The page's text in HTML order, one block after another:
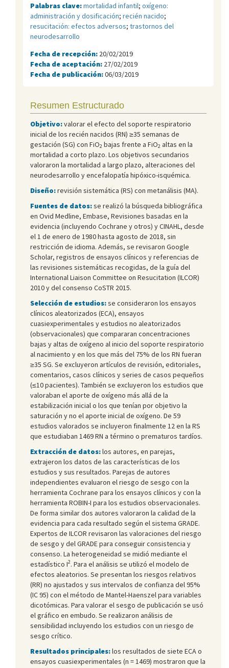
Palabras clave:mortalidad infantil; oxígeno:
administración y dosificación; recién nacido;
resucitación: efectos adversos; trastornos del
neurodesarrollo
Fecha de recepción: 20/02/2019
Fecha de aceptación: 27/02/2019
Fecha de publicación:06/03/2019
Resumen Estructurado
Objetivo:valorar el efecto del soporte respiratorio
inicial de los recién nacidos (RN) ≥35 semanas de
gestación (SG) con FiO2 bajas frente a FiO2 altas en la
mortalidad a corto plazo. Los objetivos secundarios
valoraron la mortalidad a largo plazo, alteraciones del
neurodesarrollo y encefalopatía hipóxico-isquémica.
Diseño:revisión sistemática (RS) con metanálisis (MA).
Fuentes de datos:se realizó la búsqueda bibliográfica
en Ovid Medline, Embase, Revisiones basadas en la
evidencia (incluyendo Cochrane y otros) y CINAHL, desde
el 1 de enero de 1980 hasta agosto de 2018, sin
restricción de idioma. Además, se revisaron Google
Scholar, registros de ensayos clínicos y referencias de
las revisiones sistemáticas recogidas, de la guía del
International Liaison Committee on Resucitation (ILCOR)
2010 y del consenso CoSTR 2015.
Selección de estudios:se consideraron los ensayos
clínicos aleatorizados (ECA), ensayos
cuasiexperimentales y estudios no aleatorizados
(observacionales) que compararan concentraciones
bajas y altas de oxígeno al inicio del soporte respiratorio
al nacimiento y en los que más del 75% de los RN fueran
≥35 SG. Se excluyeron artículos de revisión, editoriales,
comentarios, casos clínicos y series de casos pequeños
(≤10 pacientes). También se excluyeron los estudios que
valoraban el aporte de oxígeno más allá de la
estabilización inicial o los que tenían por objetivo la
saturación y no el aporte inicial de oxígeno. De 59
estudios valorados se incluyeron finalmente 12 en la RS
que estudiaban 1469 RN a término o prematuros tardíos.
Extracción de datos:los autores, en parejas,
extrajeron los datos de las características de los
estudios y sus resultados. Parejas de autores
independientes evaluaron el riesgo de sesgo con la
herramienta Cochrane para los ensayos clínicos y con la
herramienta ROBIN-I para los estudios observacionales.
De forma similar dos autores valoraron la calidad de la
evidencia para cada resultado según el sistema GRADE.
Expertos de ILCOR revisaron las valoraciones del riesgo
de sesgo y del GRADE para conseguir consistencia y
consenso. La heterogeneidad se midió mediante el
estadístico I2. Para el análisis se utilizó el modelo de
efectos aleatorios. Se presentan los riesgos relativos
(RR) no ajustados y sus intervalos de confianza del 95%
(IC 95) con el método de Mantel-Haenszel para variables
dicotómicas. Para valorar el sesgo de publicación se usó
el gráfico en embudo. Se realizaron análisis de
sensibilidad incluyendo los estudios con un riesgo de
sesgo crítico.
Resultados principales:los resultados de siete ECA o
ensayos cuasiexperimentales (n = 1469) mostraron que la